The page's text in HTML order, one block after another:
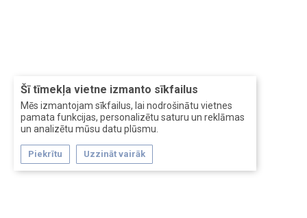
Šī tīmekļa vietne izmanto sīkfailus
Mēs izmantojam sīkfailus, lai nodrošinātu vietnes
pamata funkcijas, personalizētu saturu un reklāmas
un analizētu mūsu datu plūsmu.
Piekrītu Uzzināt vairāk